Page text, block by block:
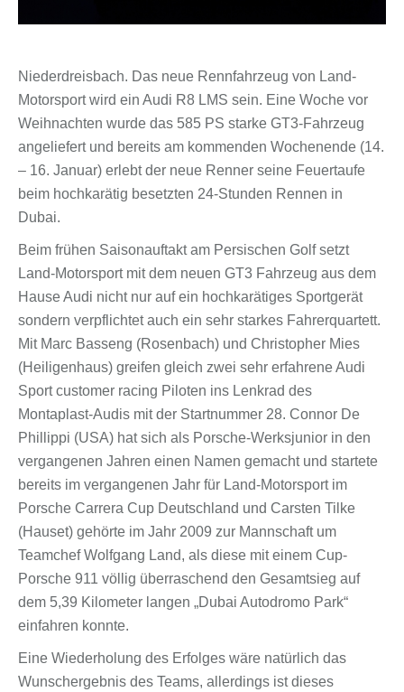
Niederdreisbach. Das neue Rennfahrzeug von Land-
Motorsport wird ein Audi R8 LMS sein. Eine Woche vor
Weihnachten wurde das 585 PS starke GT3-Fahrzeug
angeliefert und bereits am kommenden Wochenende (14.
– 16. Januar) erlebt der neue Renner seine Feuertaufe
beim hochkarätig besetzten 24-Stunden Rennen in
Dubai.
Beim frühen Saisonauftakt am Persischen Golf setzt
Land-Motorsport mit dem neuen GT3 Fahrzeug aus dem
Hause Audi nicht nur auf ein hochkarätiges Sportgerät
sondern verpflichtet auch ein sehr starkes Fahrerquartett.
Mit Marc Basseng (Rosenbach) und Christopher Mies
(Heiligenhaus) greifen gleich zwei sehr erfahrene Audi
Sport customer racing Piloten ins Lenkrad des
Montaplast-Audis mit der Startnummer 28. Connor De
Phillippi (USA) hat sich als Porsche-Werksjunior in den
vergangenen Jahren einen Namen gemacht und startete
bereits im vergangenen Jahr für Land-Motorsport im
Porsche Carrera Cup Deutschland und Carsten Tilke
(Hauset) gehörte im Jahr 2009 zur Mannschaft um
Teamchef Wolfgang Land, als diese mit einem Cup-
Porsche 911 völlig überraschend den Gesamtsieg auf
dem 5,39 Kilometer langen „Dubai Autodromo Park“
einfahren konnte.
Eine Wiederholung des Erfolges wäre natürlich das
Wunschergebnis des Teams, allerdings ist dieses